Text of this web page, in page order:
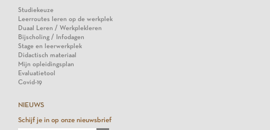
Studiekeuze
Leerroutes leren op de werkplek
Duaal Leren / Werkplekleren
Bijscholing / Infodagen
Stage en leerwerkplek
Didactisch materiaal
Mijn opleidingsplan
Evaluatietool
Covid-19
NIEUWS
Schijf je in op onze nieuwsbrief